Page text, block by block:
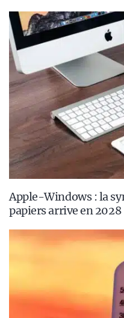
Apple-Windows : la
papiers arrive en 2028